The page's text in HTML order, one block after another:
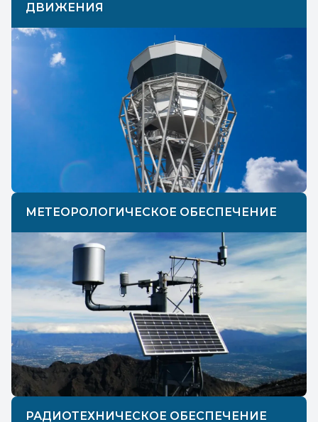
ДВИЖЕНИЯ
МЕТЕОРОЛОГИЧЕСКОЕ ОБЕСПЕЧЕНИЕ
РАДИОТЕХНИЧЕСКОЕ ОБЕСПЕЧЕНИЕ